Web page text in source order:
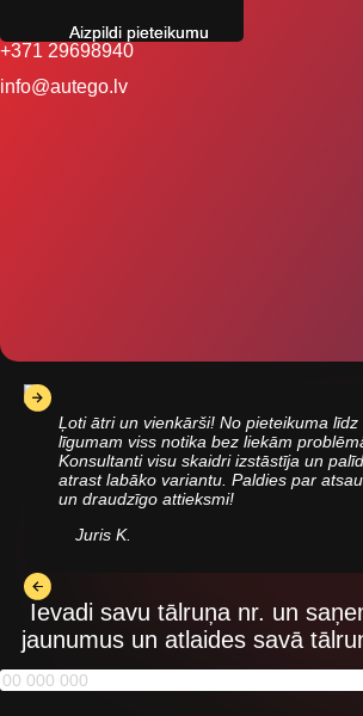
+371 29698940
info@autego.lv
Ļoti ātri un vienkārši! No pieteikuma līdz
līgumam viss notika bez liekām
Konsultanti visu skaidri izstāstīja un
atrast labāko variantu. Paldies par
un draudzīgo attieksmi!
Juris K.
Ievadi savu tālruņa nr. un
jaunumus un atlaides savā